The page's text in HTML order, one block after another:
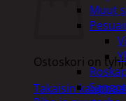
Ostoskori on
Takaisin
Muut
Sangot